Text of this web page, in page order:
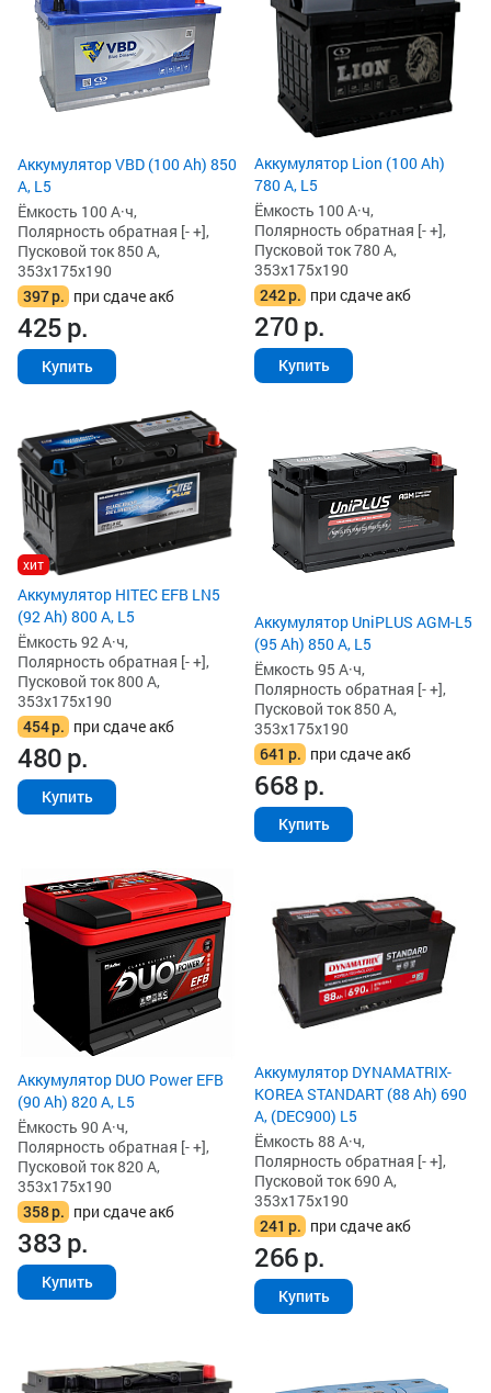
Аккумулятор VBD (100 Ah) 850
А, L5
Ёмкость 100 А·ч,
Полярность обратная [- +],
Пусковой ток 850 А,
353x175x190
397р. при сдаче акб
425р.
Купить
Аккумулятор Lion (100 Ah)
780 А, L5
Ёмкость 100 А·ч,
Полярность обратная [- +],
Пусковой ток 780 А,
353x175x190
242р. при сдаче акб
270р.
Купить
хит
Аккумулятор HITEC EFB LN5
(92 Ah) 800 А, L5
Ёмкость 92 А·ч,
Полярность обратная [- +],
Пусковой ток 800 А,
353x175x190
454р. при сдаче акб
480р.
Купить
Аккумулятор UniPLUS AGM-L5
(95 Ah) 850 А, L5
Ёмкость 95 А·ч,
Полярность обратная [- +],
Пусковой ток 850 А,
353x175x190
641 р. при сдаче акб
668р.
Купить
Аккумулятор DUO Power EFB
(90 Ah) 820 А, L5
Ёмкость 90 А·ч,
Полярность обратная [- +],
Пусковой ток 820 А,
353x175x190
358р. при сдаче акб
383р.
Купить
Аккумулятор DYNAMATRIX-
KOREA STANDART (88 Ah) 690
А, (DEC900) L5
Ёмкость 88 А·ч,
Полярность обратная [- +],
Пусковой ток 690 А,
353x175x190
241 р. при сдаче акб
266р.
Купить